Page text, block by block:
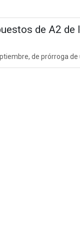
de A2 de
de prórroga de